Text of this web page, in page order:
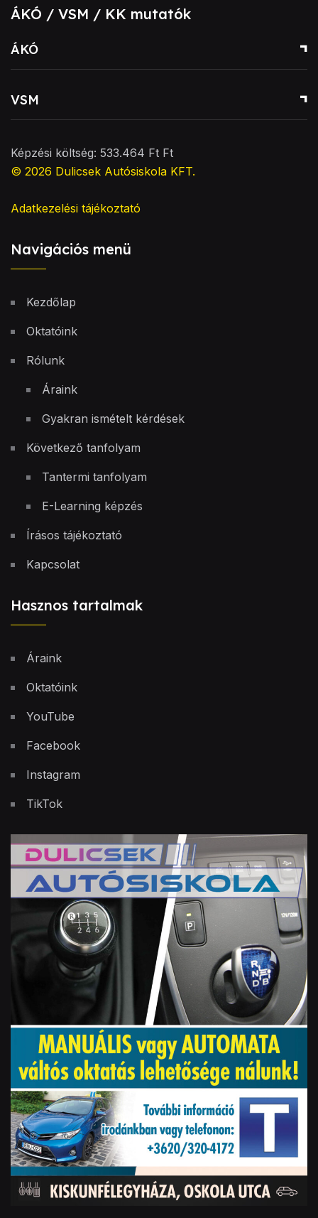
ÁKÓ / VSM / KK mutatók
ÁKÓ
VSM
Képzési költség: 533.464 Ft Ft
© 2026 Dulicsek Autósiskola KFT.
Adatkezelési tájékoztató
Navigációs menü
Kezdőlap
Oktatóink
Rólunk
Áraink
Gyakran ismételt kérdések
Következő tanfolyam
Tantermi tanfolyam
E-Learning képzés
Írásos tájékoztató
Kapcsolat
Hasznos tartalmak
Áraink
Oktatóink
YouTube
Facebook
Instagram
TikTok